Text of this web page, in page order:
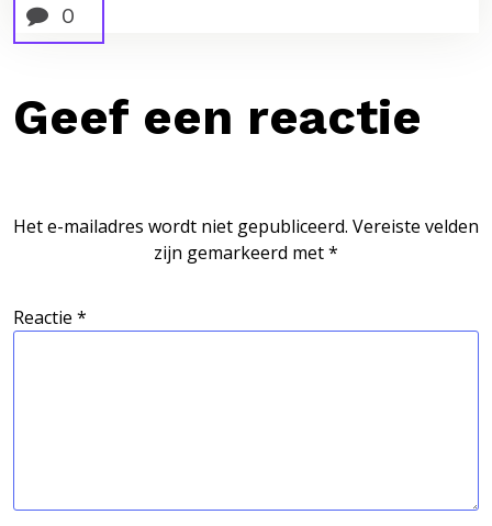
0
Geef een reactie
Het e-mailadres wordt niet gepubliceerd. Vereiste velden
zijn gemarkeerd met*
Reactie *